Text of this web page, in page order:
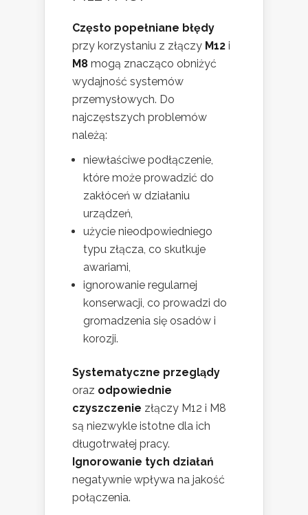
Często popełniane błędy
przy korzystaniu z złączy M12 i
M8 mogą znacząco obniżyć
wydajność systemów
przemysłowych. Do
najczęstszych problemów
należą:
niewłaściwe podłączenie,
które może prowadzić do
zakłóceń w działaniu
urządzeń,
użycie nieodpowiedniego
typu złącza, co skutkuje
awariami,
ignorowanie regularnej
konserwacji, co prowadzi do
gromadzenia się osadów i
korozji.
Systematyczne przeglądy
oraz odpowiednie
czyszczenie złączy M12 i M8
są niezwykle istotne dla ich
długotrwałej pracy.
Ignorowanie tych działań
negatywnie wpływa na jakość
połączenia.